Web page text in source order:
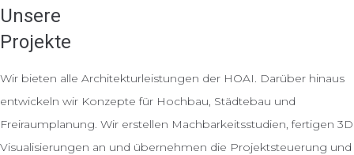
Unsere
Projekte
Wir bieten alle Architekturleistungen der HOAI. Darüber hinaus
entwickeln wir Konzepte für Hochbau, Städtebau und
Freiraumplanung. Wir erstellen Machbarkeitsstudien, fertigen 3D
Visualisierungen an und übernehmen die Projektsteuerung und